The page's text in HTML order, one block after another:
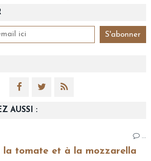
AUSSI :
…
la tomate et à la mozzarella